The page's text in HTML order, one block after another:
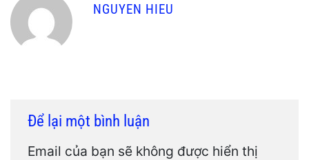
NGUYEN HIEU
Để lại một bình luận
Email của bạn sẽ không được hiển thị